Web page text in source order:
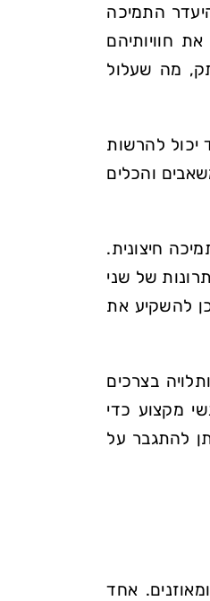
התמיכה
חוויותיהם
מה שעלול
יכול להרשות
והכלים
חיצונית.
של שני
להשקיע את
בצרכים
מקצוע כדי
להתגבר על
אחד